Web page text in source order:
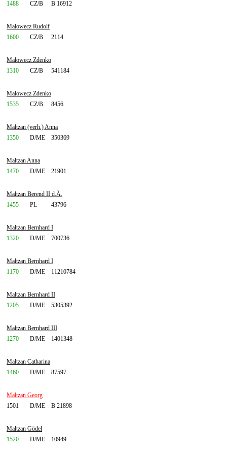
1488 CZ/B B 16912
Malowecz Rudolf
1600
CZ/B 2114
Malowecz Zdenko
1310
CZ/B 541184
Malowecz Zdenko
1535
CZ/B 8456
Maltzan (verh.) Anna
1350
D/ME 350369
Maltzan Anna
1470
D/ME 21901
Maltzan Berend II d.Ä.
1455
PL 43796
Maltzan Bernhard I
1320
D/ME 700736
Maltzan Bernhard I
1170
D/ME 11210784
Maltzan Bernhard II
1205
D/ME 5305392
Maltzan Bernhard III
1270
D/ME 1401348
Maltzan Catharina
1460
D/ME 87597
Maltzan Georg
1501
D/ME B 21898
Maltzan Gödel
1520
D/ME 10949